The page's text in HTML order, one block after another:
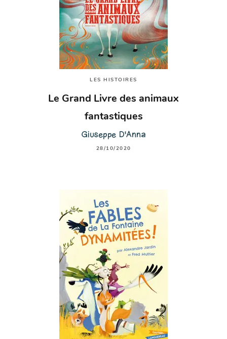
LES HISTOIRES
Le Grand Livre des animaux
fantastiques
Giuseppe D'Anna
28/10/2020